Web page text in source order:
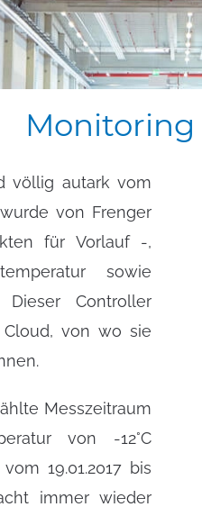
Monitoring
völlig autark vom
von Frenger
für Vorlauf -,
sowie
Controller
von wo sie
Messzeitraum
von -12°C
19.01.2017 bis
immer wieder